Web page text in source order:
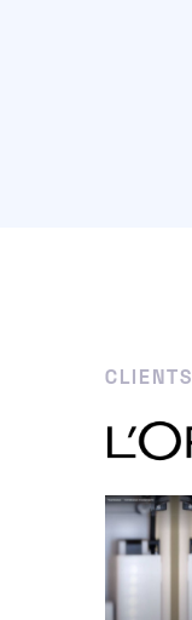
CLIENTS